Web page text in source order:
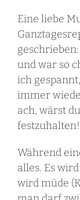
Eine liebe
und war so
ich
immer
ach, wärst
Während
alles. Es
wird müde